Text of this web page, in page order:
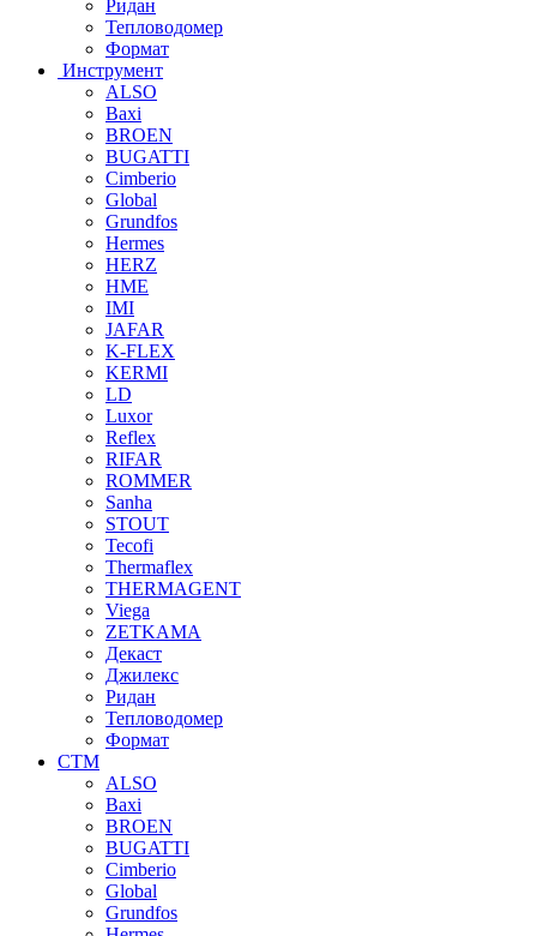
Ридан
Тепловодомер
Формат
Инструмент
ALSO
Baxi
BROEN
BUGATTI
Cimberio
Global
Grundfos
Hermes
HERZ
HME
IMI
JAFAR
K-FLEX
KERMI
LD
Luxor
Reflex
RIFAR
ROMMER
Sanha
STOUT
Tecofi
Thermaflex
THERMAGENT
Viega
ZETKAMA
Декаст
Джилекс
Ридан
Тепловодомер
Формат
СТМ
ALSO
Baxi
BROEN
BUGATTI
Cimberio
Global
Grundfos